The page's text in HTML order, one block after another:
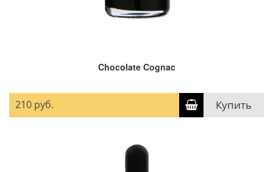
Chocolate Cognac
210 руб. Купить